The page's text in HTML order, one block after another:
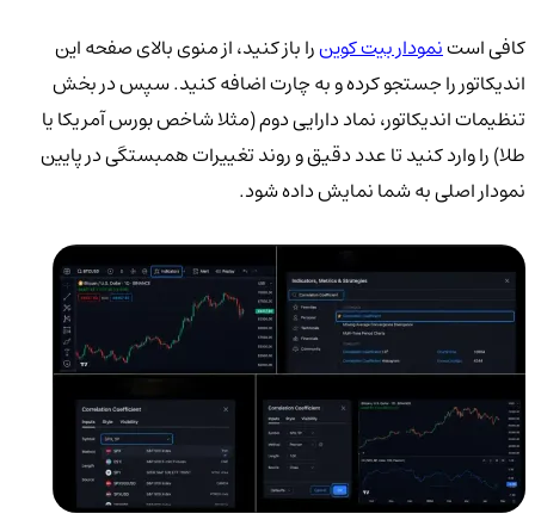
کافی استنمودار بیت کوینرا باز کنید، از منوی بالای صفحه این
اندیکاتور را جستجو کرده و به چارت اضافه کنید. سپس در بخش
تنظیمات اندیکاتور، نماد دارایی دوم (مثلا شاخص بورس آمریکا یا
طلا) را وارد کنید تا عدد دقیق و روند تغییرات همبستگی در پایین
نمودار اصلی به شما نمایش داده شود.